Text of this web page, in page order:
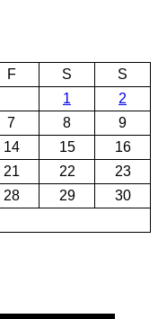
F S
S
1
2
7 8
9
14 15
16
21 22
23
28 29
30